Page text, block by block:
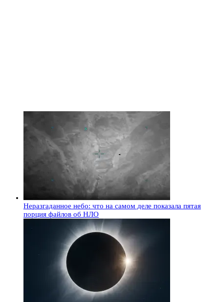
Неразгаданное небо: что на самом деле показала пятая
порция файлов об НЛО